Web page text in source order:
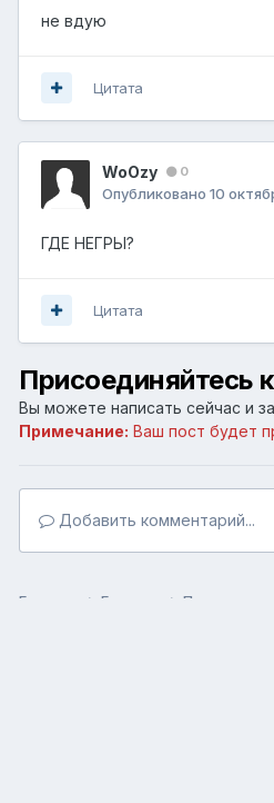
не вдую
Цитата
WoOzy 0
Опубликовано 10
ГДЕ НЕГРЫ?
Цитата
Присоединяйтесь
Вы можете написать сейчас и
Примечание: Ваш пост будет
Добавить комментарий...
Главная Галерея